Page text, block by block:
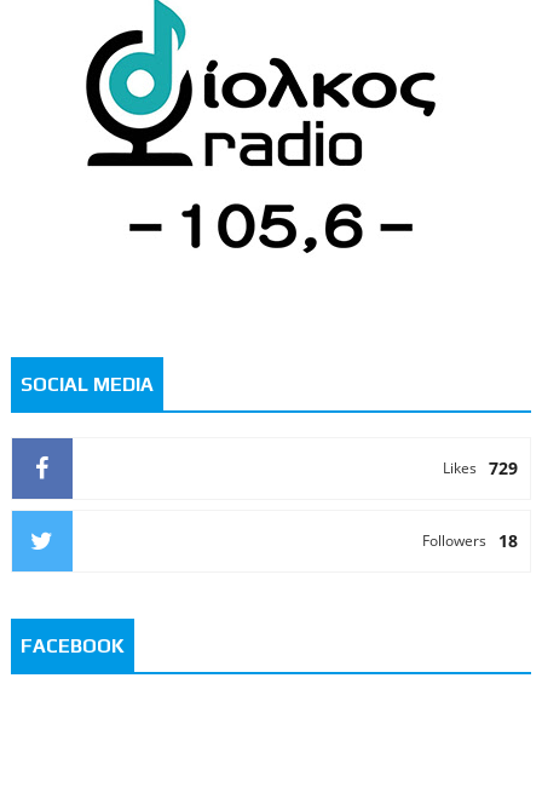
SOCIAL MEDIA
729
Likes
18
Followers
FACEBOOK